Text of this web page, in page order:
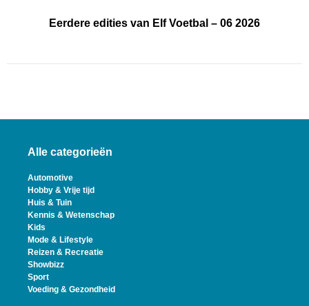
Eerdere edities van Elf Voetbal – 06 2026
Alle categorieën
Automotive
Hobby & Vrije tijd
Huis & Tuin
Kennis & Wetenschap
Kids
Mode & Lifestyle
Reizen & Recreatie
Showbizz
Sport
Voeding & Gezondheid